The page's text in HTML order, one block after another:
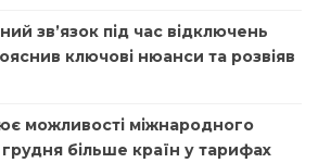
зв’язок під час відключень
ключові нюанси та розвіяв
можливості міжнародного
грудня більше країн у тарифах